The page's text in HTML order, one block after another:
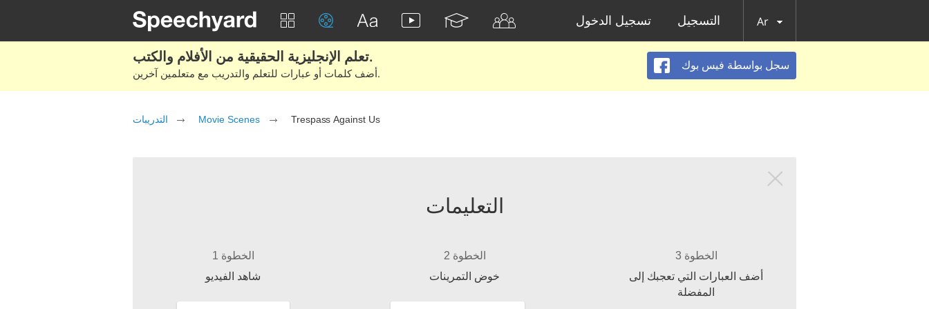
تسجيل الدخول التسجيل Ar
تعلم الإنجليزية الحقيقية من الأفلام والكتب.
أضف كلمات أو عبارات للتعلم والتدريب مع متعلمين آخرين.
سجل بواسطة فيس بوك
التدريبات Movie Scenes Trespass Against Us
التعليمات
الخطوة 1
شاهد الفيديو
الخطوة 2
خوض التمرينات
الخطوة 3
أضف العبارات التي تعجبك إلى
المفضلة